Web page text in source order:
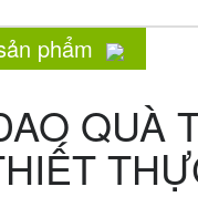
phẩm
QUÀ